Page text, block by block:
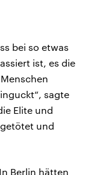
bei so etwas
ist, es die
sagte
Elite und
und
Berlin hätten